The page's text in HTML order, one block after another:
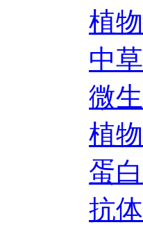
植
中
微
植
蛋
抗体